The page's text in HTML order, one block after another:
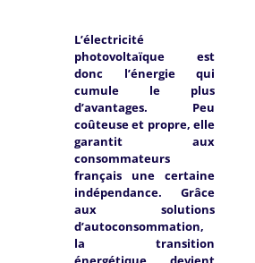
L’électricité
photovoltaïque est
donc l’énergie qui
cumule le plus
d’avantages. Peu
coûteuse et propre, elle
garantit aux
consommateurs
français une certaine
indépendance. Grâce
aux solutions
d’autoconsommation,
la transition